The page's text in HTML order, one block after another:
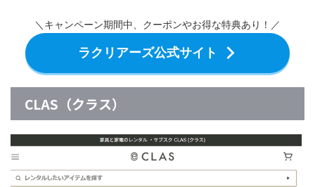
＼キャンペーン期間中、クーポンやお得な特典あり！／
ラクリアーズ公式サイト
CLAS（クラス）